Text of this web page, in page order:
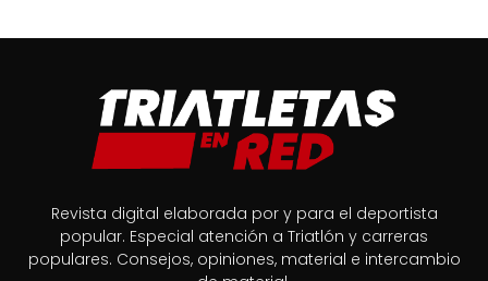
Revista digital elaborada por y para el deportista
popular. Especial atención a Triatlón y carreras
populares. Consejos, opiniones, material e intercambio